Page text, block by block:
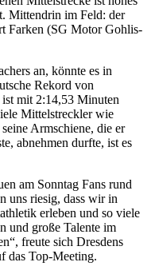
Mittendrin im Feld: der
Farken (SG Motor Gohlis-
an, könnte es in
Rekord von
mit 2:14,53 Minuten
Mittelstreckler wie
Armschiene, die er
abnehmen durfte, ist es
am Sonntag Fans rund
uns riesig, dass wir in
erleben und so viele
und große Talente im
freute sich Dresdens
das Top-Meeting.